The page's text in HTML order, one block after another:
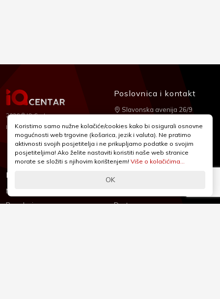
2026 © IQ Centar
Izrada:Nubilus
Informacije
Novosti & Promocije
Brandovi
Podrška
Dostava
Poslovnica i kontakt
Slavonska avenija 26/9
+385 1 2455 950
webshop@iqcentar.hr
Pon - Pet od 9 - 17h
Koristimo samo nužne kolačiće/cookies kako bi osigurali osnovne
mogućnosti web trgovine (košarica, jezik i valuta). Ne pratimo
aktivnosti svojih posjetitelja i ne prikupljamo podatke o svojim
posjetiteljima! Ako želite nastaviti koristiti naše web stranice
morate se složiti s njihovim korištenjem! Više o kolačićima...
OK